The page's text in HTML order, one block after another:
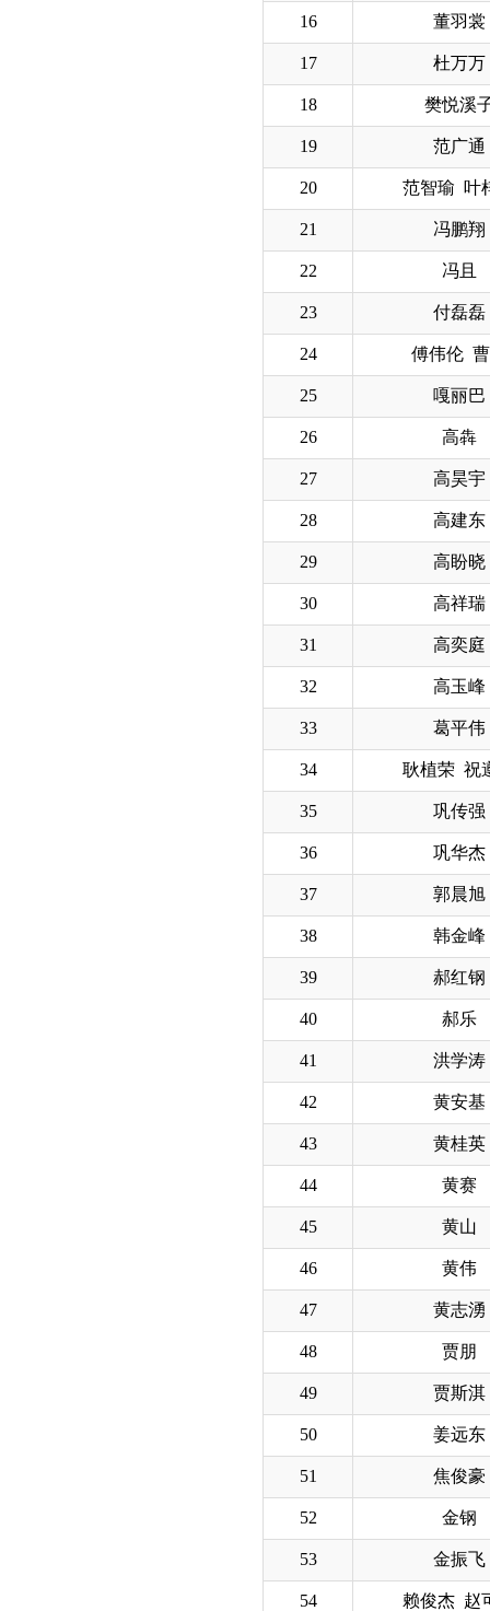
16 董羽裳
17 杜万万
18 樊悦溪
19 范广通
20 范智瑜 叶
21 冯鹏翔
22 冯且
23 付磊磊
24 傅伟伦
25 嘎丽巴
26 高犇
27 高昊宇
28 高建东
29 高盼晓
30 高祥瑞
31 高奕庭
32 高玉峰
33 葛平伟
34 耿植荣 祝
35 巩传强
36 巩华杰
37 郭晨旭
38 韩金峰
39 郝红钢
40 郝乐
41 洪学涛
42 黄安基
43 黄桂英
44 黄赛
45 黄山
46 黄伟
47 黄志湧
48 贾朋
49 贾斯淇
50 姜远东
51 焦俊豪
52 金钢
53 金振飞
54 赖俊杰 赵